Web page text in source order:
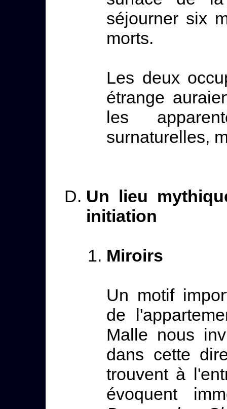
séjourner six
morts.
Les deux
étrange
les
surnaturelles,
Un lieu
initiation
Miroirs
Un motif
de
Malle nous
dans cette
trouvent à
évoquent